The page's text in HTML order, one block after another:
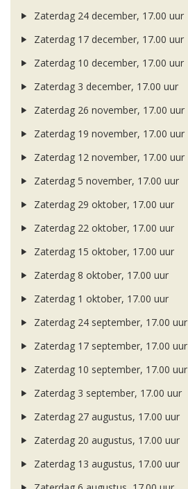
Zaterdag 24 december, 17.00 uur
Zaterdag 17 december, 17.00 uur
Zaterdag 10 december, 17.00 uur
Zaterdag 3 december, 17.00 uur
Zaterdag 26 november, 17.00 uur
Zaterdag 19 november, 17.00 uur
Zaterdag 12 november, 17.00 uur
Zaterdag 5 november, 17.00 uur
Zaterdag 29 oktober, 17.00 uur
Zaterdag 22 oktober, 17.00 uur
Zaterdag 15 oktober, 17.00 uur
Zaterdag 8 oktober, 17.00 uur
Zaterdag 1 oktober, 17.00 uur
Zaterdag 24 september, 17.00 uur
Zaterdag 17 september, 17.00 uur
Zaterdag 10 september, 17.00 uur
Zaterdag 3 september, 17.00 uur
Zaterdag 27 augustus, 17.00 uur
Zaterdag 20 augustus, 17.00 uur
Zaterdag 13 augustus, 17.00 uur